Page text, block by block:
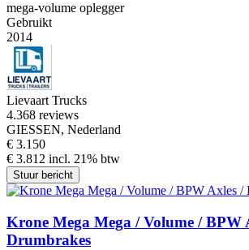
mega-volume oplegger
Gebruikt
2014
Lievaart Trucks
4.368 reviews
GIESSEN, Nederland
€ 3.150
€ 3.812 incl. 21% btw
Stuur bericht
Krone Mega Mega / Volume / BPW
Drumbrakes